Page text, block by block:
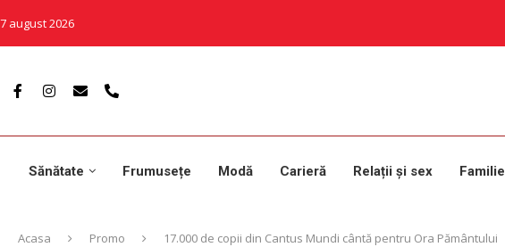
7 august 2026
Sănătate Frumusețe Modă Carieră Relații și sex Familie
Acasa Promo 17.000 de copii din Cantus Mundi cântă pentru Ora Pământului